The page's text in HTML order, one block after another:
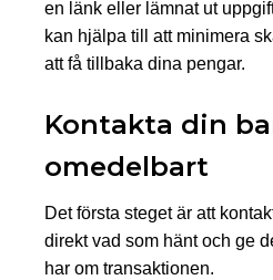
en länk eller lämnat ut
kan hjälpa till att minimera
att få tillbaka dina pengar.
Kontakta din
omedelbart
Det första steget är att
direkt vad som hänt och ge
har om transaktionen.